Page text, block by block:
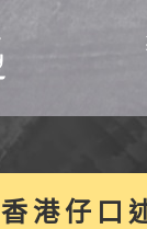
港仔口